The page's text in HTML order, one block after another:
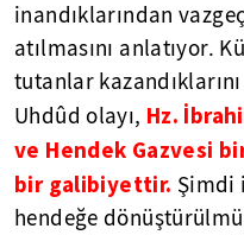
inandıklarından
atılmasını anlatıyor.
tutanlar
Uhdûd olayı, Hz.
ve Hendek Gazvesi
bir galibiyettir. Şimdi
hendeğe